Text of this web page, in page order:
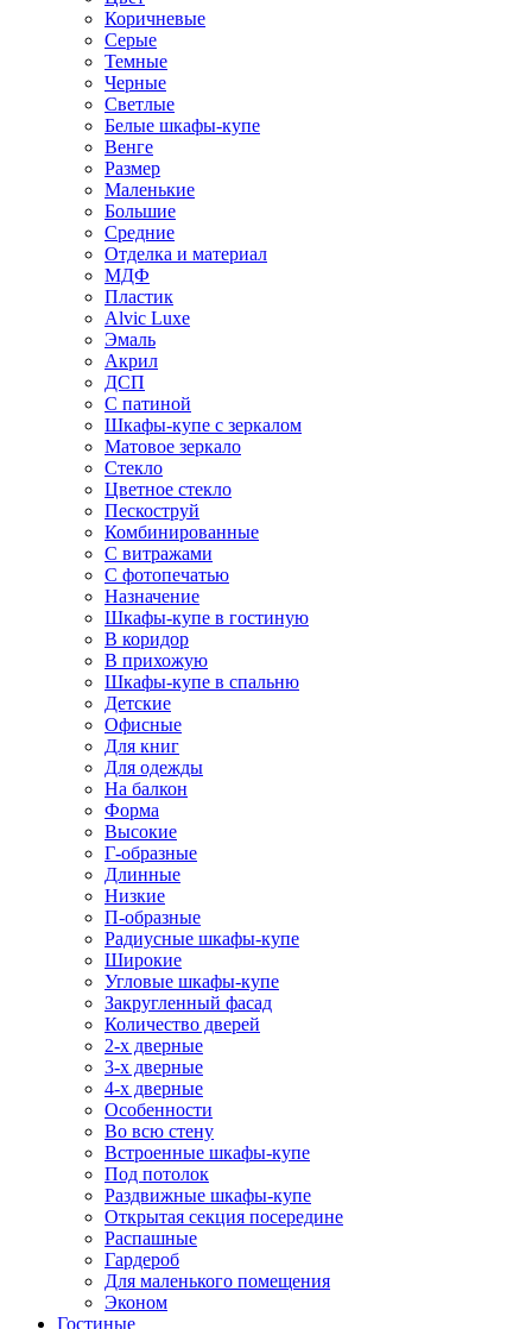
Коричневые
Серые
Темные
Черные
Светлые
Белые шкафы-купе
Венге
Размер
Маленькие
Большие
Средние
Отделка и материал
МДФ
Пластик
Alvic Luxe
Эмаль
Акрил
ДСП
С патиной
Шкафы-купе с зеркалом
Матовое зеркало
Стекло
Цветное стекло
Пескоструй
Комбинированные
С витражами
С фотопечатью
Назначение
Шкафы-купе в гостиную
В коридор
В прихожую
Шкафы-купе в спальню
Детские
Офисные
Для книг
Для одежды
На балкон
Форма
Высокие
Г-образные
Длинные
Низкие
П-образные
Радиусные шкафы-купе
Широкие
Угловые шкафы-купе
Закругленный фасад
Количество дверей
2-х дверные
3-х дверные
4-х дверные
Особенности
Во всю стену
Встроенные шкафы-купе
Под потолок
Раздвижные шкафы-купе
Открытая секция посередине
Распашные
Гардероб
Для маленького помещения
Эконом
Гостиные